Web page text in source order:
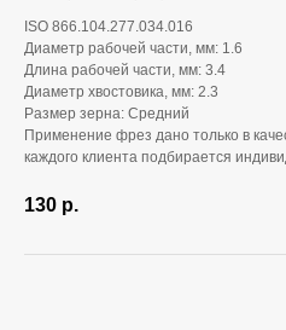
ISO 866.104.277.034.016
Диаметр рабочей части, мм: 1.6
Длина рабочей части, мм: 3.4
Диаметр хвостовика, мм: 2.3
Размер зерна: Средний
Применение фрез дано только в
каждого клиента подбирается
130 р.